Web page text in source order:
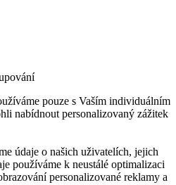
pouze s Vaším individuálním
nabídnout personalizovaný zážitek
údaje o našich uživatelích, jejich
používáme k neustálé optimalizaci
personalizované reklamy a